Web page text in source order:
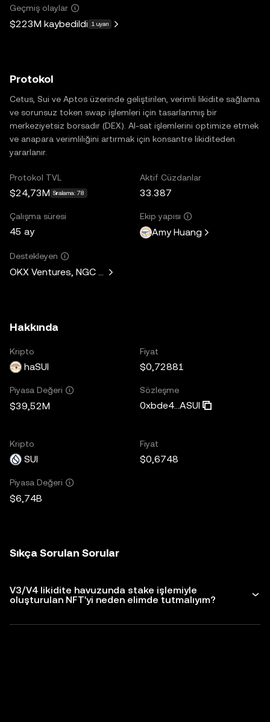
Geçmiş olaylar
$223M kaybedildi 1 uyarı
Protokol
Cetus, Sui ve Aptos üzerinde geliştirilen, verimli likidite sağlama
ve sorunsuz token swap işlemleri için tasarlanmış bir
merkeziyetsiz borsadır (DEX). Al-sat işlemlerini optimize etmek
ve anapara verimliliğini artırmak için konsantre likiditeden
yararlanır.
Protokol TVL
$24,73M Sıralama: 78
Aktif Cüzdanlar
33.387
Çalışma süresi
45 ay
Ekip yapısı
Amy Huang
Destekleyen
OKX Ventures, NGC Ventures, Comma3 Ventures, Kucoin
Hakkında
Kripto
haSUI
Fiyat
$0,72881
Piyasa Değeri
$39,52M
Sözleşme
0xbde4...ASUI
Kripto
SUI
Fiyat
$0,6748
Piyasa Değeri
$6,74B
Sıkça Sorulan Sorular
V3/V4 likidite havuzunda stake işlemiyle
oluşturulan NFT'yi neden elimde tutmalıyım?